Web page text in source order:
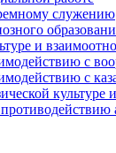
служению
и
с
с
культуре